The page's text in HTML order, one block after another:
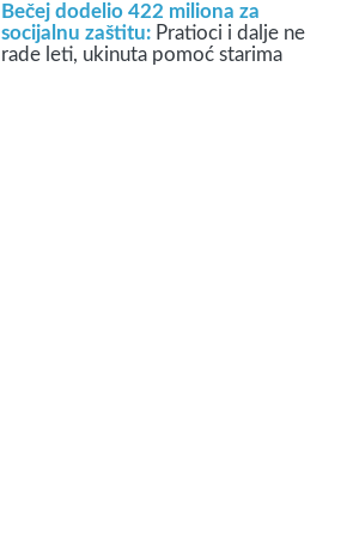
Bečej dodelio 422 miliona za
socijalnu zaštitu: Pratioci i dalje ne
rade leti, ukinuta pomoć starima